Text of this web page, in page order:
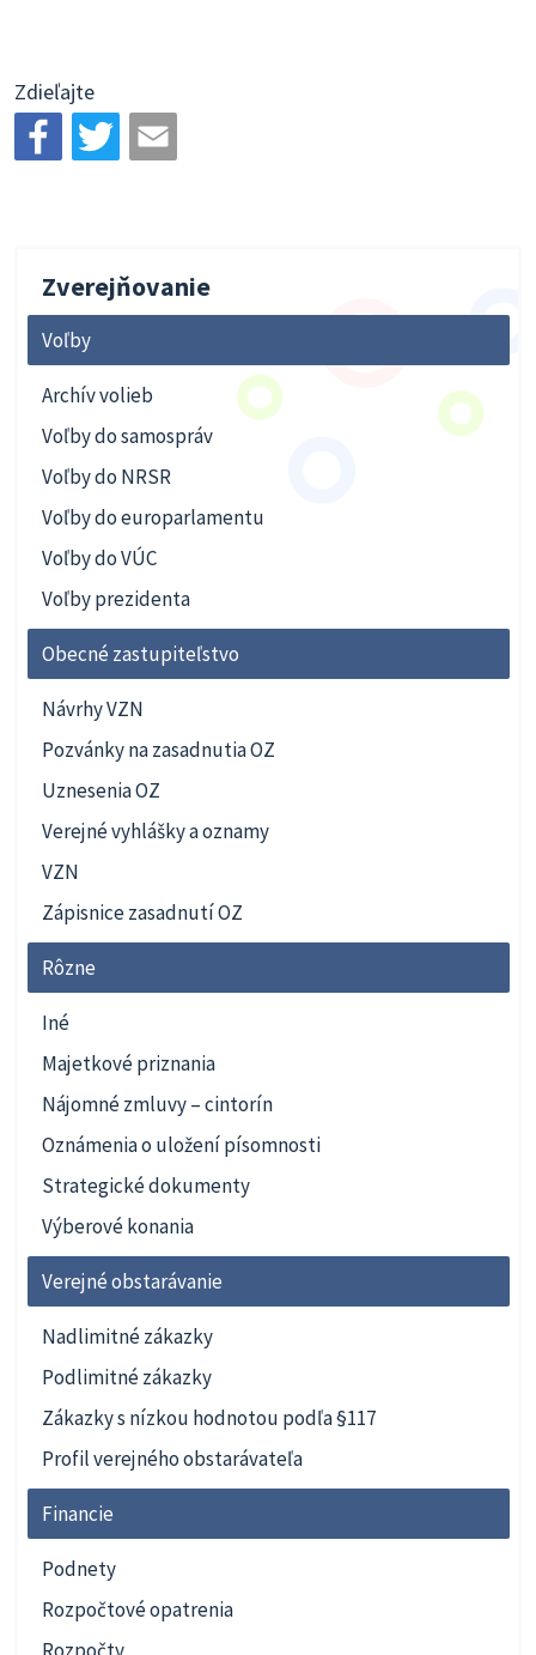
Zdieľajte
Zverejňovanie
Voľby
Archív volieb
Voľby do samospráv
Voľby do NRSR
Voľby do europarlamentu
Voľby do VÚC
Voľby prezidenta
Obecné zastupiteľstvo
Návrhy VZN
Pozvánky na zasadnutia OZ
Uznesenia OZ
Verejné vyhlášky a oznamy
VZN
Zápisnice zasadnutí OZ
Rôzne
Iné
Majetkové priznania
Nájomné zmluvy – cintorín
Oznámenia o uložení písomnosti
Strategické dokumenty
Výberové konania
Verejné obstarávanie
Nadlimitné zákazky
Podlimitné zákazky
Zákazky s nízkou hodnotou podľa §117
Profil verejného obstarávateľa
Financie
Podnety
Rozpočtové opatrenia